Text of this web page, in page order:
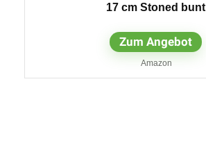
17 cm Stoned bunt
Zum Angebot
Amazon